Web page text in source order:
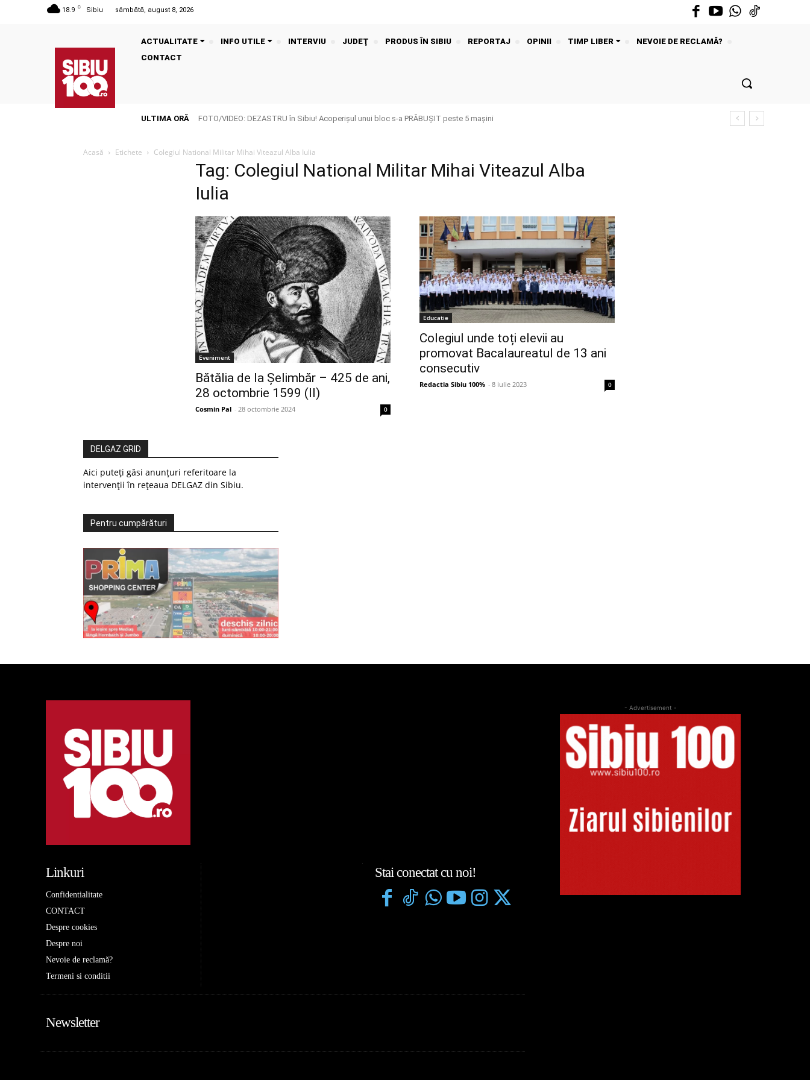
18.9 C Sibiu sâmbătă, august 8, 2026
ACTUALITATE INFO UTILE INTERVIU JUDEŢ PRODUS ÎN SIBIU REPORTAJ OPINII TIMP LIBER
NEVOIE DE RECLAMĂ?
CONTACT
ULTIMA ORĂ FOTO/VIDEO: DEZASTRU în Sibiu! Acoperișul unui bloc s-a PRĂBUȘIT peste 5 mașini
Acasă Etichete Colegiul National Militar Mihai Viteazul Alba Iulia
Tag: Colegiul National Militar Mihai Viteazul Alba
Iulia
Eveniment
Bătălia de la Șelimbăr – 425 de ani,
28 octombrie 1599 (II)
Cosmin Pal - 28 octombrie 2024 0
Educatie
Colegiul unde toți elevii au
promovat Bacalaureatul de 13 ani
consecutiv
Redactia Sibiu 100% - 8 iulie 2023 0
DELGAZ GRID
Aici puteți găsi anunțuri referitoare la
intervenții în rețeaua DELGAZ din Sibiu.
Pentru cumpărături
Linkuri
Confidentialitate
CONTACT
Despre cookies
Despre noi
Nevoie de reclamă?
Termeni si conditii
Stai conectat cu noi!
Newsletter
- Advertisement -